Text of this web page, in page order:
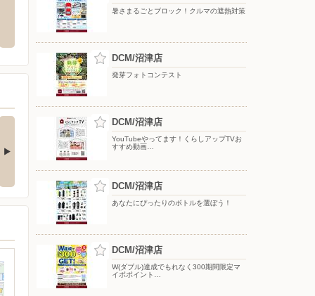
クルマの
YouTube スキスキDIY 配信中!
【DCMアプリ会員さま限定】特別
ダブル)達成でもれな
300期間限定マ…
キャンペーン対象】 ・キ
ンペーン期間中に…
ンスに！夏のわく…
暑さまるごとブロック！クルマの遮熱対策
DCM/沼津店
発芽フォトコンテスト
DCM/沼津店
YouTubeやってます！くらしアップTVお
すすめ動画…
DCM/沼津店
あなたにぴったりのボトルを選ぼう！
DCM/沼津店
W(ダブル)達成でもれなく300期間限定マ
イボポイント…